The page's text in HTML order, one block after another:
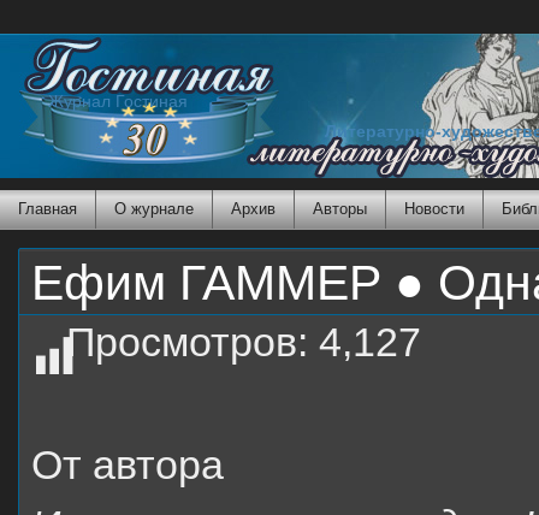
Журнал Гостиная
Литературно-
Главная О журнале Архив Авторы Новости
Ефим ГАММЕР ●
Просмотров: 4,127
От автора